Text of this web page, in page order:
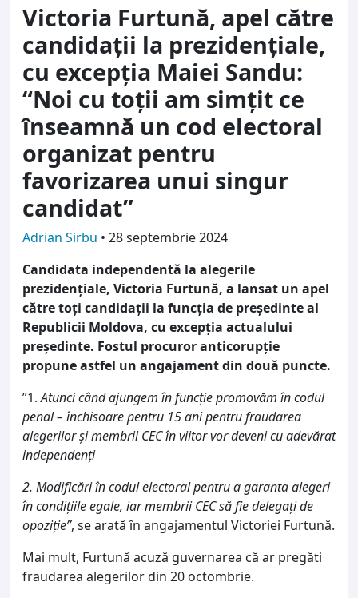
Victoria Furtună, apel către
candidații la prezidențiale,
cu excepția Maiei Sandu:
“Noi cu toții am simțit ce
înseamnă un cod electoral
organizat pentru
favorizarea unui singur
candidat”
Adrian Sirbu • 28 septembrie 2024
Candidata independentă la alegerile
prezidențiale, Victoria Furtună, a lansat un apel
către toți candidații la funcția de președinte al
Republicii Moldova, cu excepția actualului
președinte. Fostul procuror anticorupție
propune astfel un angajament din două puncte.
”1.Atunci când ajungem în funcție promovăm în codul
penal – închisoare pentru 15 ani pentru fraudarea
alegerilor și membrii CEC în viitor vor deveni cu adevărat
independenți
2. Modificări în codul electoral pentru a garanta alegeri
în condițiile egale, iar membrii CEC să fie delegați de
opoziție”, se arată în angajamentul Victoriei Furtună.
Mai mult, Furtună acuză guvernarea că ar pregăti
fraudarea alegerilor din 20 octombrie.